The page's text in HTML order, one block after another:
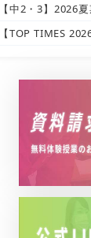
【中2・3】2026
【TOP TIMES